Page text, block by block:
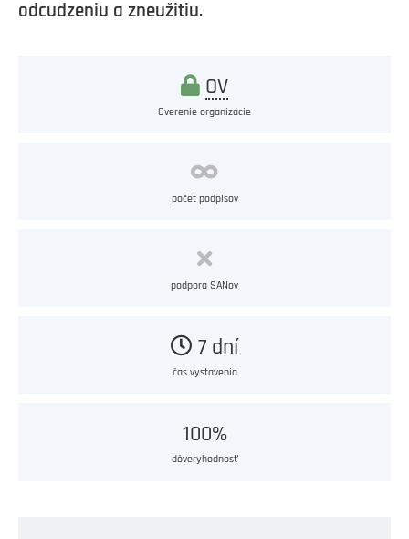
odcudzeniu a zneužitiu.
OV
Overenie organizácie
počet podpisov
podpora SANov
7 dní
čas vystavenia
100%
dôveryhodnosť